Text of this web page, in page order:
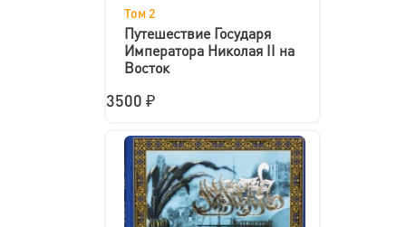
Том 2
Путешествие Государя
Императора Николая II на
Восток
3500 ₽